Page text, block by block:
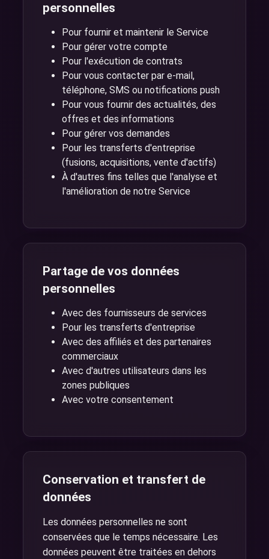
personnelles
Pour fournir et maintenir le Service
Pour gérer votre compte
Pour l'exécution de contrats
Pour vous contacter par e-mail,
téléphone, SMS ou notifications push
Pour vous fournir des actualités, des
offres et des informations
Pour gérer vos demandes
Pour les transferts d'entreprise
(fusions, acquisitions, vente d'actifs)
À d'autres fins telles que l'analyse et
l'amélioration de notre Service
Partage de vos données
personnelles
Avec des fournisseurs de services
Pour les transferts d'entreprise
Avec des affiliés et des partenaires
commerciaux
Avec d'autres utilisateurs dans les
zones publiques
Avec votre consentement
Conservation et transfert de
données
Les données personnelles ne sont
conservées que le temps nécessaire. Les
données peuvent être traitées en dehors